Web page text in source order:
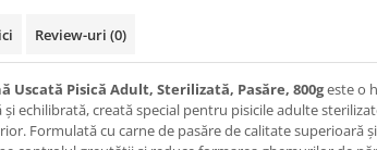
Review-uri (0)
Uscată Pisică Adult, Sterilizată, Pasăre, 800geste o
echilibrată, creată special pentru pisicile adulte
Formulată cu carne de pasăre de calitate superioară